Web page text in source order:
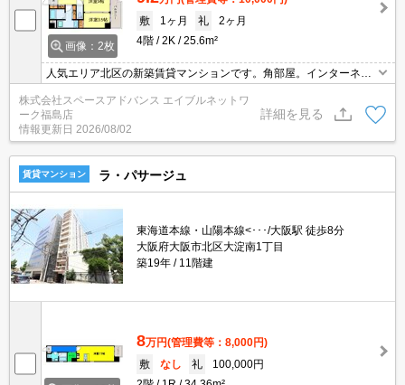
画像：2枚
敷
1ヶ月 礼
2ヶ月
4階
2K 25.6m²
人気エリア北区の新築賃貸マンションです。角部屋。インターネッ
ト無料。宅配ボックスあり。防犯カメラあり。オートロックあり。
浴室乾燥機あり。エアコンあり。システムキッチンあり。
株式会社スペースアドバンス エイブルネットワ
ーク福島店
情報更新日 2026/08/02
詳細を見る
賃貸マンション ラ・パサージュ
東海道本線・山陽本線<･･･/大阪駅 徒歩8分
大阪府大阪市北区大淀南1丁目
築19年
11階建
8万円(管理費等：8,000円)
敷
なし 礼
100,000円